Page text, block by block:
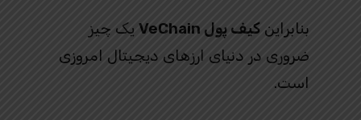
بنابراین کیف پول VeChain
یک چیز
ضروری در دنیای ارزهای دیجیتال امروزی
است.